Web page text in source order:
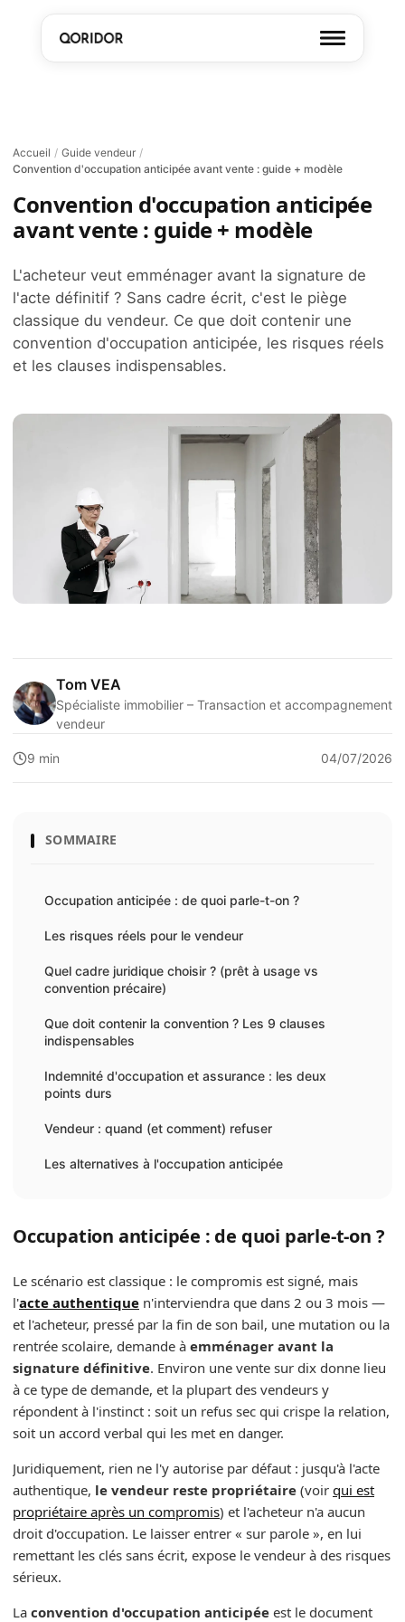
Accueil / Guide vendeur /
Convention d'occupation anticipée avant vente : guide + modèle
Convention d'occupation anticipée
avant vente : guide + modèle
L'acheteur veut emménager avant la signature de
l'acte définitif ? Sans cadre écrit, c'est le piège
classique du vendeur. Ce que doit contenir une
convention d'occupation anticipée, les risques réels
et les clauses indispensables.
Tom VEA
Spécialiste immobilier – Transaction et accompagnement
vendeur
9 min 04/07/2026
SOMMAIRE
Occupation anticipée : de quoi parle-t-on ?
Les risques réels pour le vendeur
Quel cadre juridique choisir ? (prêt à usage vs
convention précaire)
Que doit contenir la convention ? Les 9 clauses
indispensables
Indemnité d'occupation et assurance : les deux
points durs
Vendeur : quand (et comment) refuser
Les alternatives à l'occupation anticipée
Occupation anticipée : de quoi parle-t-on ?
Le scénario est classique : le compromis est signé, mais
l'acte authentique n'interviendra que dans 2 ou 3 mois —
et l'acheteur, pressé par la fin de son bail, une mutation ou la
rentrée scolaire, demande à emménager avant la
signature définitive. Environ une vente sur dix donne lieu
à ce type de demande, et la plupart des vendeurs y
répondent à l'instinct : soit un refus sec qui crispe la relation,
soit un accord verbal qui les met en danger.
Juridiquement, rien ne l'y autorise par défaut : jusqu'à l'acte
authentique, le vendeur reste propriétaire (voir qui est
propriétaire après un compromis) et l'acheteur n'a aucun
droit d'occupation. Le laisser entrer « sur parole », en lui
remettant les clés sans écrit, expose le vendeur à des risques
sérieux.
La convention d'occupation anticipée est le document